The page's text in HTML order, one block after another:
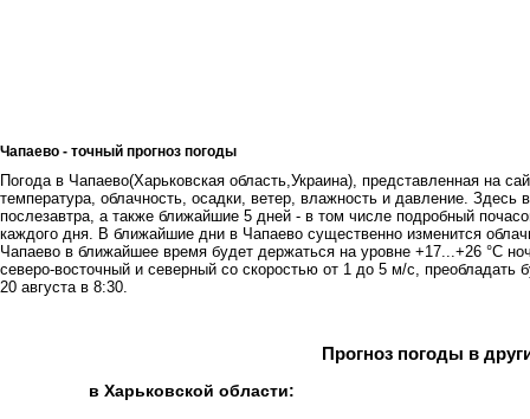
Чапаево - точный прогноз погоды
Погода в Чапаево(Харьковская область,Украина), представленная на
температура, облачность, осадки, ветер, влажность и давление. Здесь
послезавтра, а также ближайшие 5 дней - в том числе подробный
каждого дня. В ближайшие дни в Чапаево существенно изменится
Чапаево в ближайшее время будет держаться на уровне +17...+26 °C
северо-восточный и северный со скоростью от 1 до 5 м/с, преобладать
20 августа в 8:30.
Прогноз погоды в
в Харьковской области: